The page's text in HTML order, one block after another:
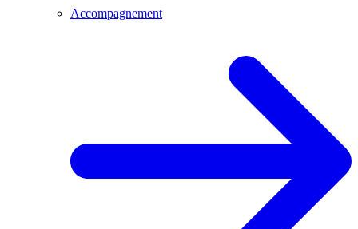
Accompagnement